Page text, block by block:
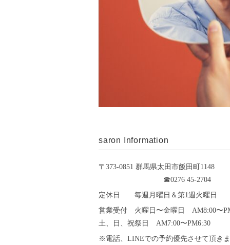
saron Information
〒373-0851 群馬県太田市飯田町1148
☎︎0276 45-2704
定休日 毎週月曜日＆第1週火曜日
営業受付 火曜日〜金曜日 AM8:00〜
土、日、祝祭日 AM7:00〜PM6:30
※電話、LINEでの予約優先させて頂き